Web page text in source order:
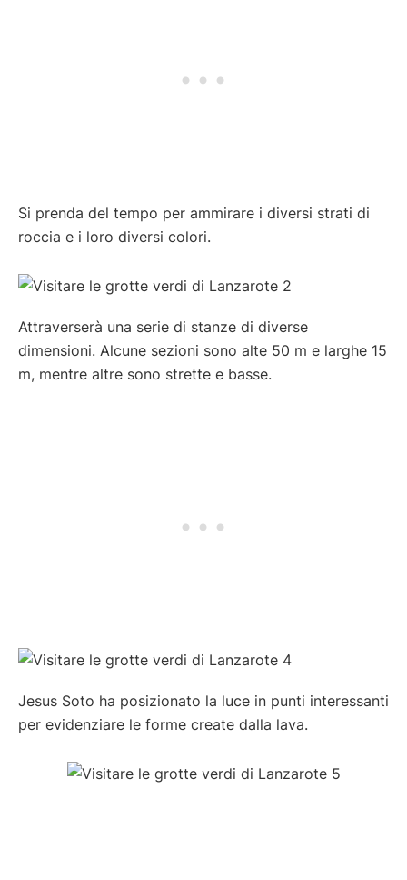
Si prenda del tempo per ammirare i diversi strati di
roccia e i loro diversi colori.
Attraverserà una serie di stanze di diverse
dimensioni. Alcune sezioni sono alte 50 m e larghe 15
m, mentre altre sono strette e basse.
Jesus Soto ha posizionato la luce in punti interessanti
per evidenziare le forme create dalla lava.